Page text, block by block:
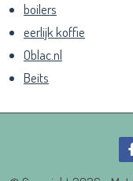
boilers
eerlijk koffie
Oblac.nl
Beits